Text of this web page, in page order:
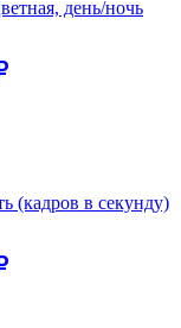
день/ночь
(кадров в секунду)